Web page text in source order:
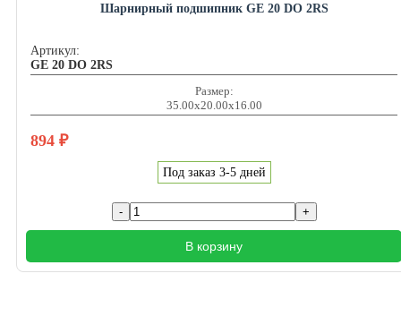
Шарнирный подшипник GE 20 DO 2RS
Артикул:
GE 20 DO 2RS
Размер:
35.00x20.00x16.00
894 ₽
Под заказ 3-5 дней
В корзину